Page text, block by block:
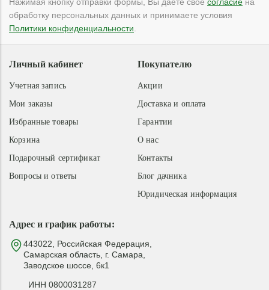
обработку персональных данных и принимаете условия
Политики конфиденциальности
Адрес и график работы:
443022, Российская Федерация,
Самарская область, г. Самара,
Заводское шоссе, 6к1
ИНН 0800031287
Покупателю
Акции
Доставка и оплата
Гарантии
О нас
Контакты
Блог дачника
Юридическая информация
Личный кабинет
Учетная запись
Мои заказы
Избранные товары
Корзина
Подарочный сертификат
Вопросы и ответы